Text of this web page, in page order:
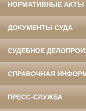
НОРМАТИВНЫЕ АКТЫ
ДОКУМЕНТЫ СУДА
СУДЕБНОЕ
СПРАВОЧНАЯ
ПРЕСС-СЛУЖБА